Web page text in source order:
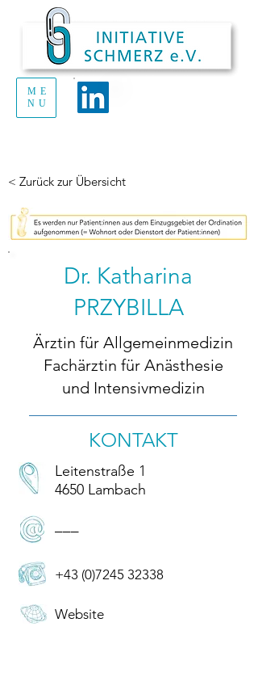
ME
NU
< Zurück zur Übersicht
Dr. Katharina
PRZYBILLA
Ärztin für Allgemeinmedizin
Fachärztin für Anästhesie
und Intensivmedizin
KONTAKT
Leitenstraße 1
4650 Lambach
–––
+43 (0)7245 32338
Website